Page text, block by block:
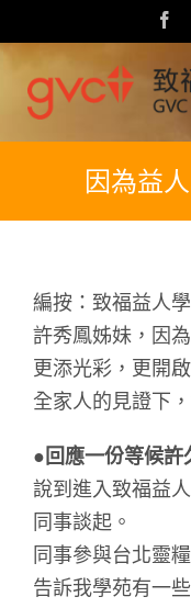
to
content
因為益
編按：致福益人
許秀鳳姊妹，因
更添光彩，更開
全家人的見證下
●回應一份等候許
說到進入致福益
同事談起。
同事參與台北靈
告訴我學苑有一